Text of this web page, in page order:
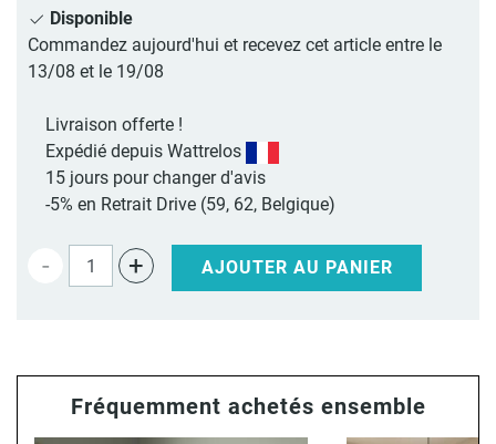
Disponible
Commandez aujourd'hui et recevez cet article entre le
13/08 et le 19/08
Livraison offerte !
Expédié depuis Wattrelos
15 jours pour changer d'avis
-5% en Retrait Drive (59, 62, Belgique)
- + AJOUTER AU PANIER
Fréquemment achetés ensemble